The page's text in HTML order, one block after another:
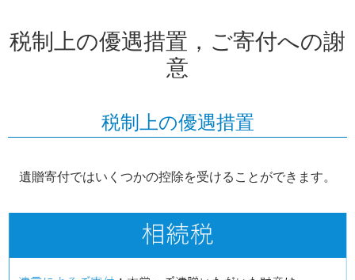
税制上の優遇措置，ご寄付への謝
意
税制上の優遇措置​
遺贈寄付ではいくつかの控除を受けることができます。​